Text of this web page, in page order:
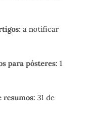
a notificar
para pósteres: 1
resumos: 31 de